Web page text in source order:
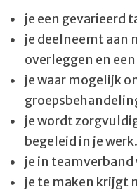
je een gevarieerd
je deelneemt aan
overleggen en
je waar mogelijk
je wordt
begeleid in je werk.
je in
je te maken krijgt